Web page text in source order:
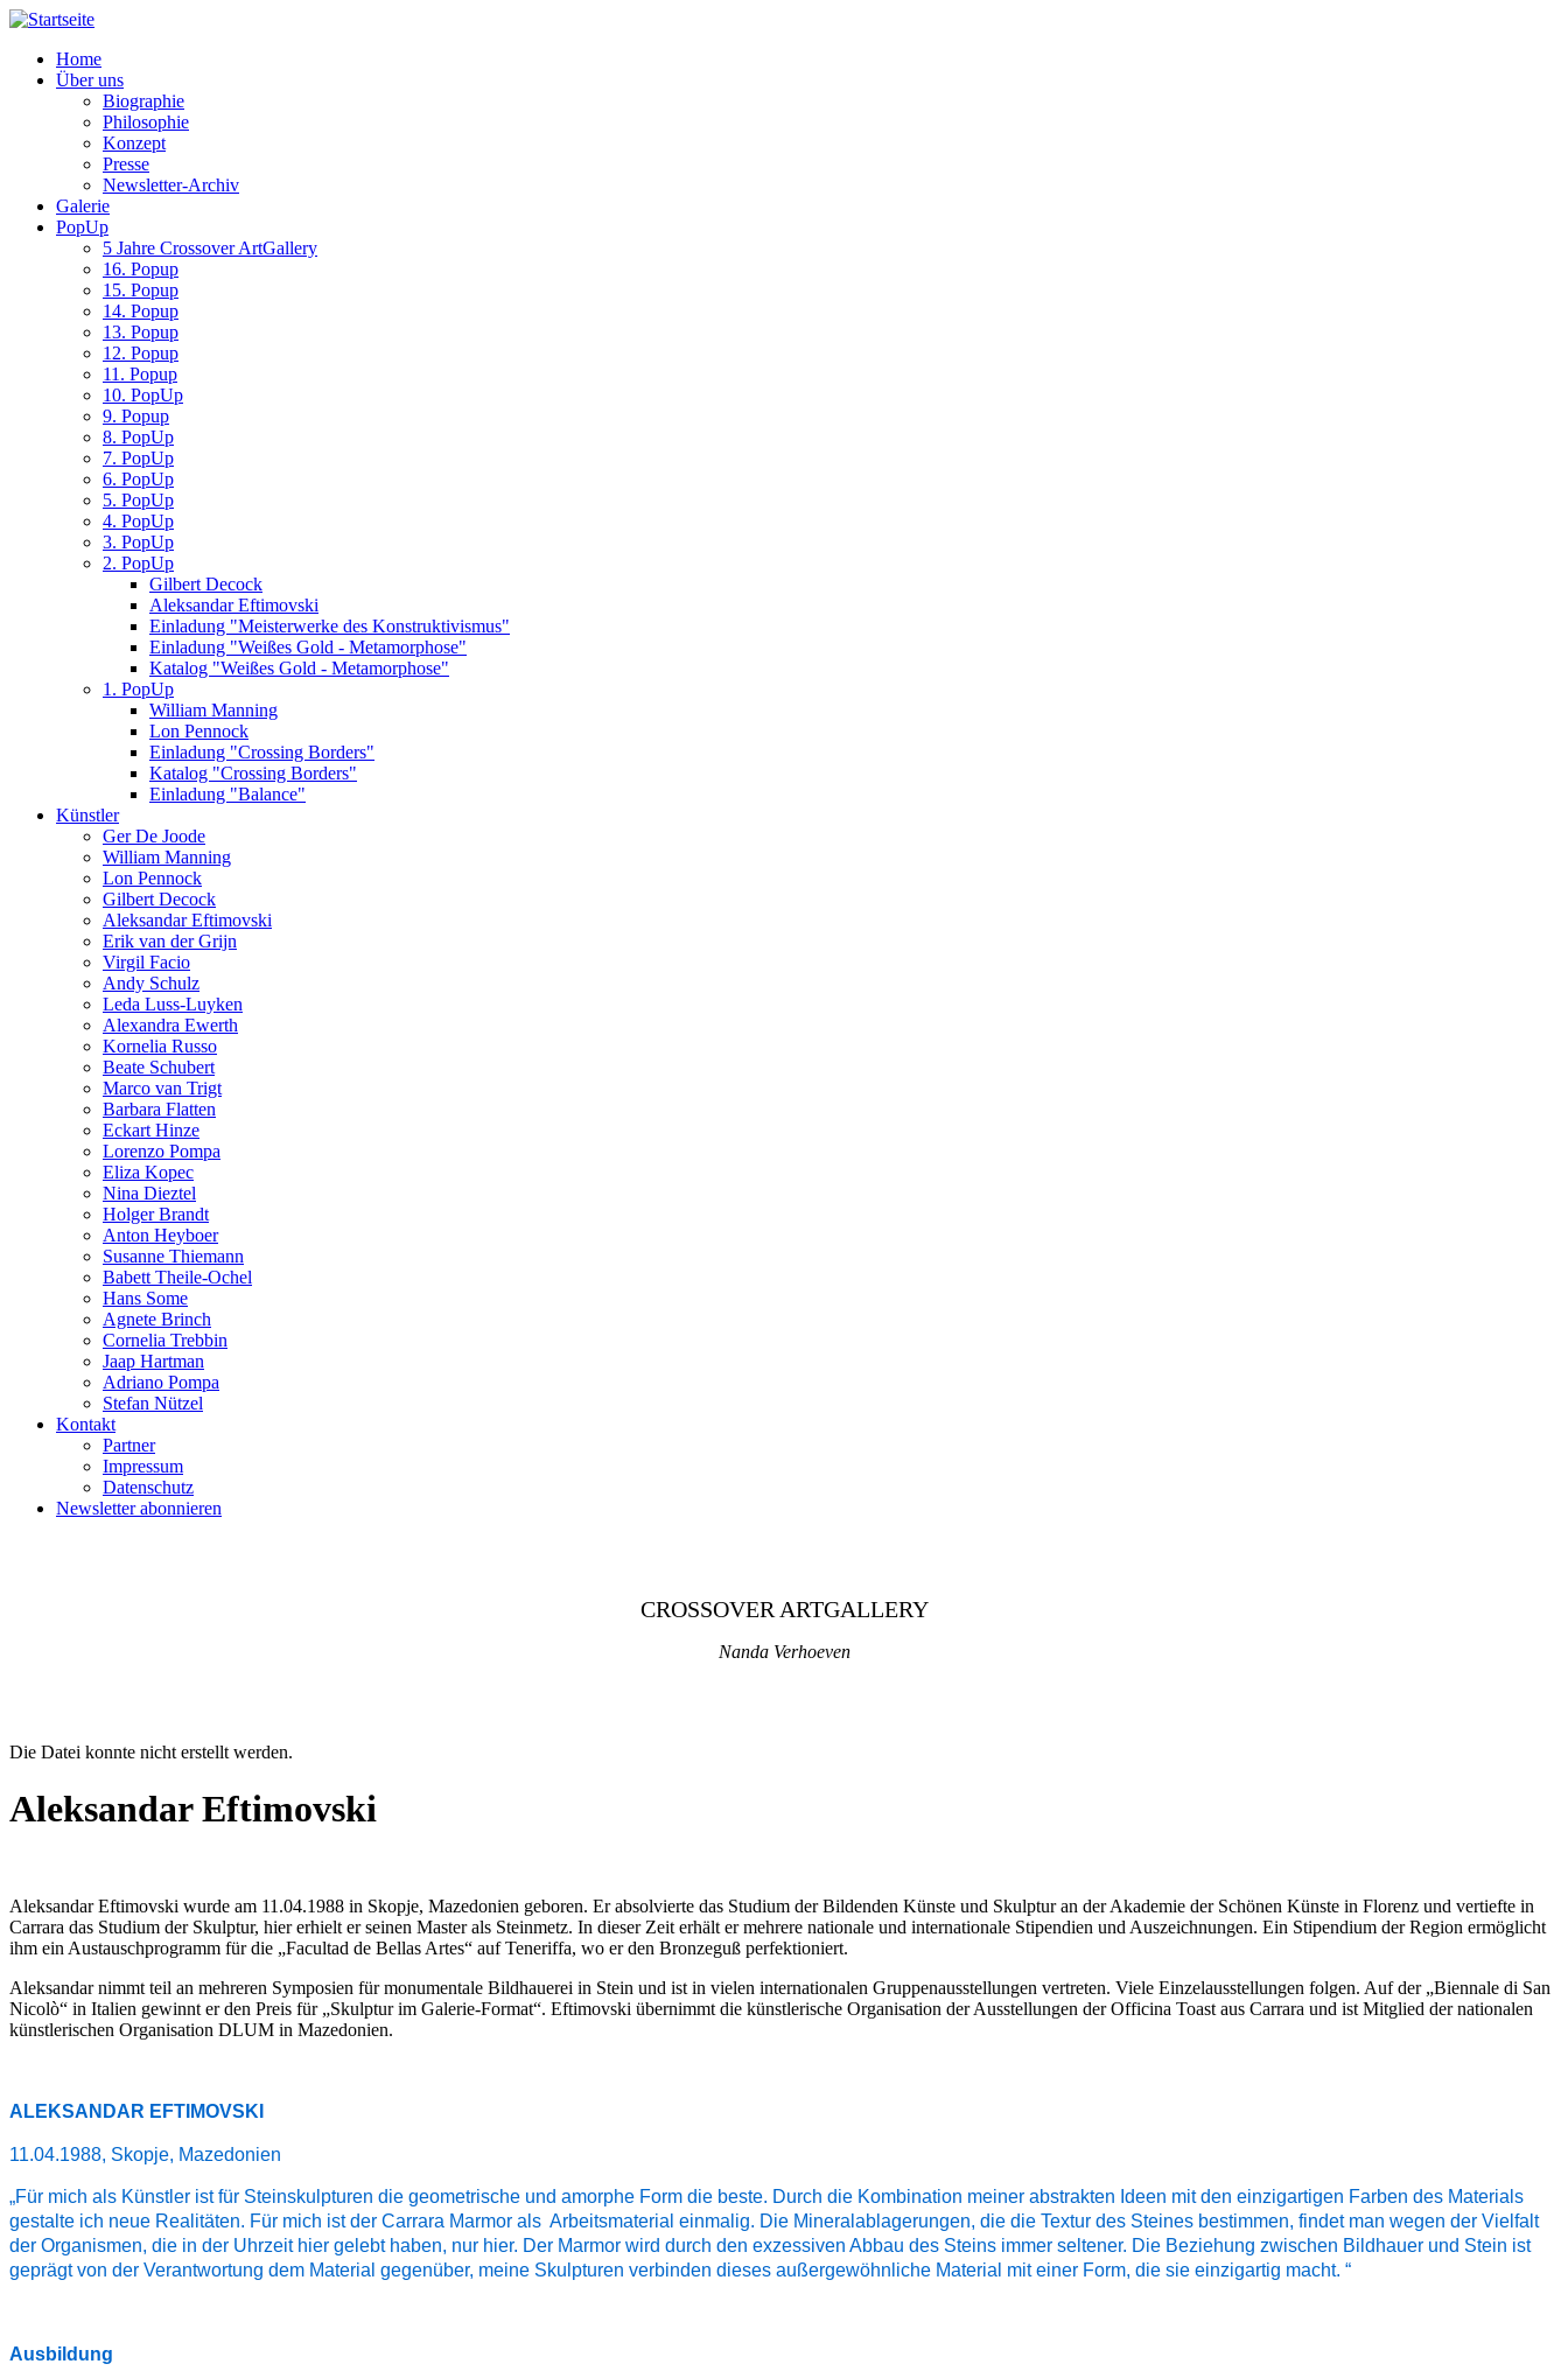
Home
Über uns
Biographie
Philosophie
Konzept
Presse
Newsletter-Archiv
Galerie
PopUp
5 Jahre Crossover ArtGallery
16. Popup
15. Popup
14. Popup
13. Popup
12. Popup
11. Popup
10. PopUp
9. Popup
8. PopUp
7. PopUp
6. PopUp
5. PopUp
4. PopUp
3. PopUp
2. PopUp
Gilbert Decock
Aleksandar Eftimovski
Einladung "Meisterwerke des Konstruktivismus"
Einladung "Weißes Gold - Metamorphose"
Katalog "Weißes Gold - Metamorphose"
1. PopUp
William Manning
Lon Pennock
Einladung "Crossing Borders"
Katalog "Crossing Borders"
Einladung "Balance"
Künstler
Ger De Joode
William Manning
Lon Pennock
Gilbert Decock
Aleksandar Eftimovski
Erik van der Grijn
Virgil Facio
Andy Schulz
Leda Luss-Luyken
Alexandra Ewerth
Kornelia Russo
Beate Schubert
Marco van Trigt
Barbara Flatten
Eckart Hinze
Lorenzo Pompa
Eliza Kopec
Nina Dieztel
Holger Brandt
Anton Heyboer
Susanne Thiemann
Babett Theile-Ochel
Hans Some
Agnete Brinch
Cornelia Trebbin
Jaap Hartman
Adriano Pompa
Stefan Nützel
Kontakt
Partner
Impressum
Datenschutz
Newsletter abonnieren
CROSSOVER ARTGALLERY
Nanda Verhoeven
Die Datei konnte nicht erstellt werden.
Aleksandar Eftimovski
Aleksandar Eftimovski wurde am 11.04.1988 in Skopje, Mazedonien geboren. Er absolvierte das Studium der Bildenden Künste und Skulptur an der Akademie der Schönen Künste in Florenz und vertiefte in
Carrara das Studium der Skulptur, hier erhielt er seinen Master als Steinmetz. In dieser Zeit erhält er mehrere nationale und internationale Stipendien und Auszeichnungen. Ein Stipendium der Region ermöglicht
ihm ein Austauschprogramm für die „Facultad de Bellas Artes“ auf Teneriffa, wo er den Bronzeguß perfektioniert.
Aleksandar nimmt teil an mehreren Symposien für monumentale Bildhauerei in Stein und ist in vielen internationalen Gruppenausstellungen vertreten. Viele Einzelausstellungen folgen. Auf der „Biennale di San
Nicolò“ in Italien gewinnt er den Preis für „Skulptur im Galerie-Format“. Eftimovski übernimmt die künstlerische Organisation der Ausstellungen der Officina Toast aus Carrara und ist Mitglied der nationalen
künstlerischen Organisation DLUM in Mazedonien.
ALEKSANDAR EFTIMOVSKI
11.04.1988, Skopje, Mazedonien
„Für mich als Künstler ist für Steinskulpturen die geometrische und amorphe Form die beste. Durch die Kombination meiner abstrakten Ideen mit den einzigartigen Farben des Materials
gestalte ich neue Realitäten. Für mich ist der Carrara Marmor als Arbeitsmaterial einmalig. Die Mineralablagerungen, die die Textur des Steines bestimmen, findet man wegen der Vielfalt
der Organismen, die in der Uhrzeit hier gelebt haben, nur hier. Der Marmor wird durch den exzessiven Abbau des Steins immer seltener. Die Beziehung zwischen Bildhauer und Stein ist
geprägt von der Verantwortung dem Material gegenüber, meine Skulpturen verbinden dieses außergewöhnliche Material mit einer Form, die sie einzigartig macht. “
Ausbildung